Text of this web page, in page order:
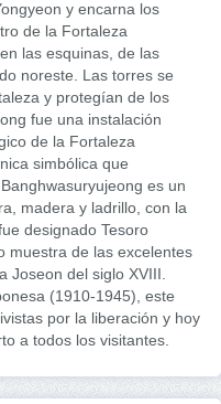
y encarna los
de la Fortaleza
las esquinas, de las
noreste. Las torres se
y protegían de los
fue una instalación
de la Fortaleza
simbólica que
es un
madera y ladrillo, con la
designado Tesoro
muestra de las excelentes
Joseon del siglo XVIII.
(1910-1945), este
por la liberación y hoy
a todos los visitantes.